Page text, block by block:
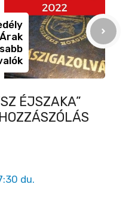
ÉJSZAKA”
du.